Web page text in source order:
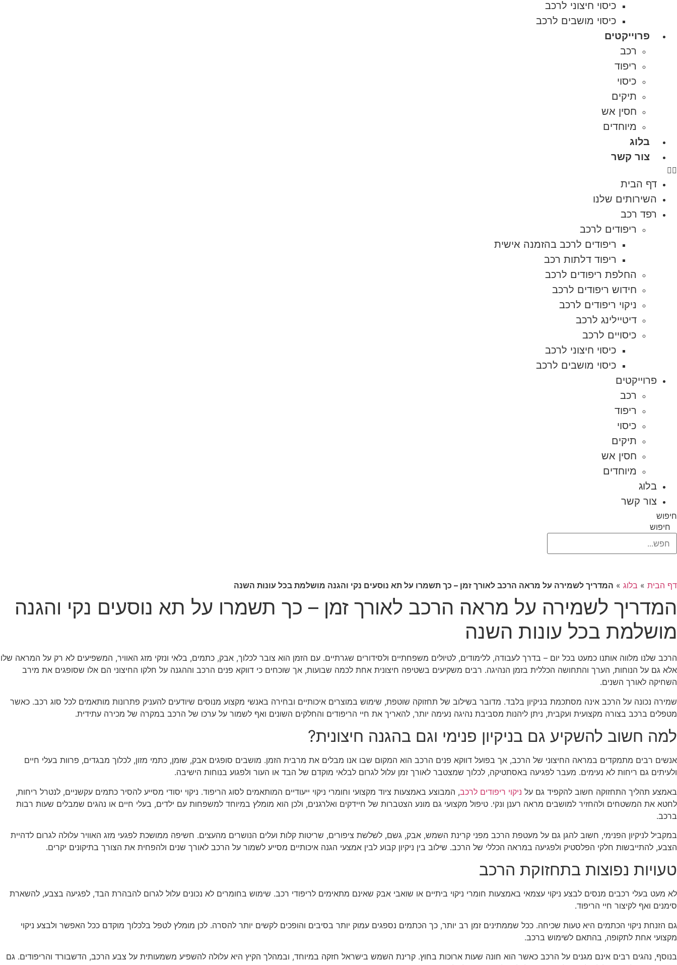
כיסוי חיצוני לרכב
כיסוי מושבים לרכב
פרוייקטים
רכב
ריפוד
כיסוי
תיקים
חסין אש
מיוחדים
בלוג
צור קשר
דף הבית
השירותים שלנו
רפד רכב
ריפודים לרכב
ריפודים לרכב בהזמנה אישית
ריפוד דלתות רכב
החלפת ריפודים לרכב
חידוש ריפודים לרכב
ניקוי ריפודים לרכב
דיטיילינג לרכב
כיסויים לרכב
כיסוי חיצוני לרכב
כיסוי מושבים לרכב
פרוייקטים
רכב
ריפוד
כיסוי
תיקים
חסין אש
מיוחדים
בלוג
צור קשר
חיפוש
חיפוש
דף הבית » בלוג » המדריך לשמירה על מראה הרכב לאורך זמן – כך תשמרו על תא נוסעים נקי והגנה מושלמת בכל עונות השנה
המדריך לשמירה על מראה הרכב לאורך זמן – כך תשמרו על תא נוסעים נקי והגנה
מושלמת בכל עונות השנה
הרכב שלנו מלווה אותנו כמעט בכל יום – בדרך לעבודה, ללימודים, לטיולים משפחתיים ולסידורים שגרתיים. עם הזמן הוא צובר לכלוך, אבק, כתמים, בלאי ונזקי מזג האוויר, המשפיעים לא רק על המראה שלו
אלא גם על הנוחות, הערך והתחושה הכללית בזמן הנהיגה. רבים משקיעים בשטיפה חיצונית אחת לכמה שבועות, אך שוכחים כי דווקא פנים הרכב וההגנה על חלקו החיצוני הם אלו שסופגים את מירב
השחיקה לאורך השנים.
שמירה נכונה על הרכב אינה מסתכמת בניקיון בלבד. מדובר בשילוב של תחזוקה שוטפת, שימוש במוצרים איכותיים ובחירה באנשי מקצוע מנוסים שיודעים להעניק פתרונות מותאמים לכל סוג רכב. כאשר
מטפלים ברכב בצורה מקצועית ועקבית, ניתן ליהנות מסביבת נהיגה נעימה יותר, להאריך את חיי הריפודים והחלקים השונים ואף לשמור על ערכו של הרכב במקרה של מכירה עתידית.
למה חשוב להשקיע גם בניקיון פנימי וגם בהגנה חיצונית?
אנשים רבים מתמקדים במראה החיצוני של הרכב, אך בפועל דווקא פנים הרכב הוא המקום שבו אנו מבלים את מרבית הזמן. מושבים סופגים אבק, שומן, כתמי מזון, לכלוך מבגדים, פרוות בעלי חיים
ולעיתים גם ריחות לא נעימים. מעבר לפגיעה באסתטיקה, לכלוך שמצטבר לאורך זמן עלול לגרום לבלאי מוקדם של הבד או העור ולפגוע בנוחות הישיבה.
באמצע תהליך התחזוקה חשוב להקפיד גם על ניקוי ריפודים לרכב, המבוצע באמצעות ציוד מקצועי וחומרי ניקוי ייעודיים המותאמים לסוג הריפוד. ניקוי יסודי מסייע להסיר כתמים עקשניים, לנטרל ריחות,
לחטא את המשטחים ולהחזיר למושבים מראה רענן ונקי. טיפול מקצועי גם מונע הצטברות של חיידקים ואלרגנים, ולכן הוא מומלץ במיוחד למשפחות עם ילדים, בעלי חיים או נהגים שמבלים שעות רבות
ברכב.
במקביל לניקיון הפנימי, חשוב להגן גם על מעטפת הרכב מפני קרינת השמש, אבק, גשם, לשלשת ציפורים, שריטות קלות ועלים הנושרים מהעצים. חשיפה ממושכת לפגעי מזג האוויר עלולה לגרום לדהיית
הצבע, להתייבשות חלקי הפלסטיק ולפגיעה במראה הכללי של הרכב. שילוב בין ניקיון קבוע לבין אמצעי הגנה איכותיים מסייע לשמור על הרכב לאורך שנים ולהפחית את הצורך בתיקונים יקרים.
טעויות נפוצות בתחזוקת הרכב
לא מעט בעלי רכבים מנסים לבצע ניקוי עצמאי באמצעות חומרי ניקוי ביתיים או שואבי אבק שאינם מתאימים לריפודי רכב. שימוש בחומרים לא נכונים עלול לגרום להבהרת הבד, לפגיעה בצבע, להשארת
סימנים ואף לקיצור חיי הריפוד.
גם הזנחת ניקוי הכתמים היא טעות שכיחה. ככל שממתינים זמן רב יותר, כך הכתמים נספגים עמוק יותר בסיבים והופכים לקשים יותר להסרה. לכן מומלץ לטפל בלכלוך מוקדם ככל האפשר ולבצע ניקוי
מקצועי אחת לתקופה, בהתאם לשימוש ברכב.
בנוסף, נהגים רבים אינם מגנים על הרכב כאשר הוא חונה שעות ארוכות בחוץ. קרינת השמש בישראל חזקה במיוחד, ובמהלך הקיץ היא עלולה להשפיע משמעותית על צבע הרכב, הדשבורד והריפודים. גם